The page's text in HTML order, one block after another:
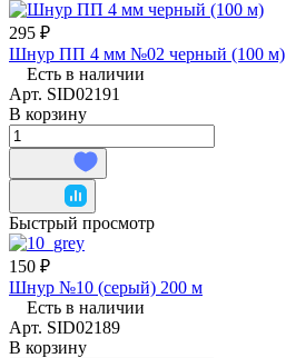
295 ₽
Шнур ПП 4 мм №02 черный (100 м)
Есть в наличии
Арт. SID02191
В корзину
Быстрый просмотр
150 ₽
Шнур №10 (серый) 200 м
Есть в наличии
Арт. SID02189
В корзину